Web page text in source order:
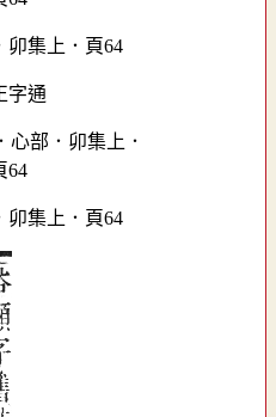
卯集上．頁64
卯集上．頁64